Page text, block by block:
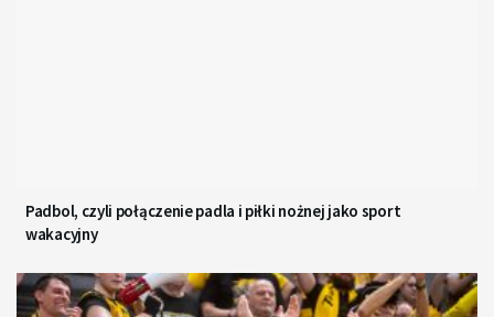
Padbol, czyli połączenie padla i piłki nożnej jako sport
wakacyjny